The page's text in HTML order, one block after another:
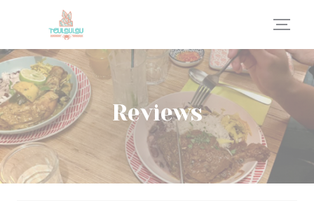
Cookies beheer paneel
Reviews